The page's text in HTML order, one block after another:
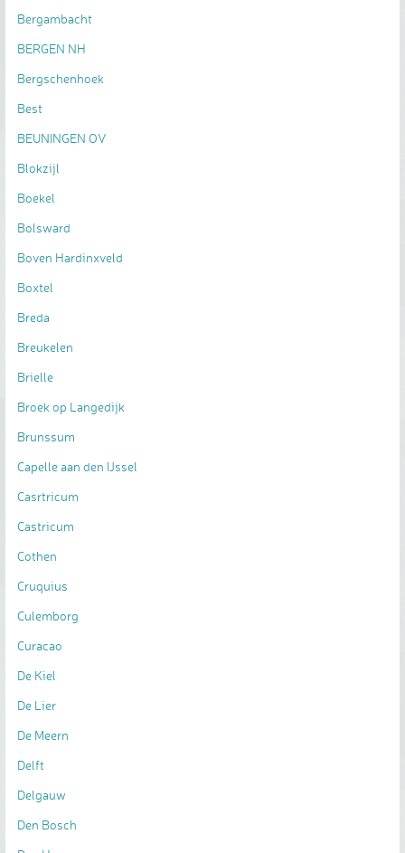
Bergambacht
BERGEN NH
Bergschenhoek
Best
BEUNINGEN OV
Blokzijl
Boekel
Bolsward
Boven Hardinxveld
Boxtel
Breda
Breukelen
Brielle
Broek op Langedijk
Brunssum
Capelle aan den IJssel
Casrtricum
Castricum
Cothen
Cruquius
Culemborg
Curacao
De Kiel
De Lier
De Meern
Delft
Delgauw
Den Bosch